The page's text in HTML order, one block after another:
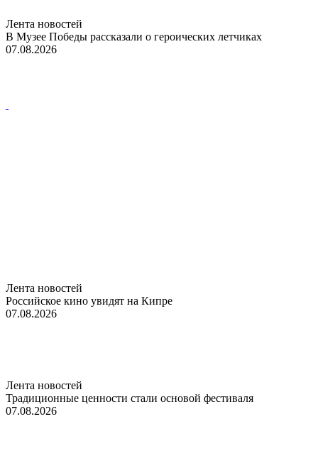
Лента новостей
В Музее Победы рассказали о героических летчиках
07.08.2026
Лента новостей
Российское кино увидят на Кипре
07.08.2026
Лента новостей
Традиционные ценности стали основой фестиваля
07.08.2026